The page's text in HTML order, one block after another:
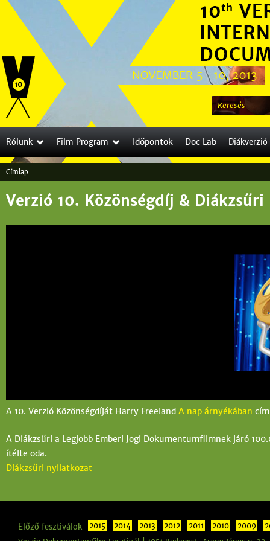
Jump to navigation
K
e
e
s
s
J
e
l
l
Címlap
Verzió 10. Közönségdíj & Diákzsűri
A 10. Verzió Közönségdíját Harry Freeland A nap árnyékában
A Diákzsűri a Legjobb Emberi Jogi Dokumentumfilmnek járó
ítélte oda.
Diákzsűri nyilatkozat
Rólunk Film Program Időpontok Doc Lab Diákverzió
Előző fesztiválok 2015 2014 2013 2012 2011 2010 2009